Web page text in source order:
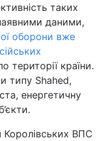
таких
даними,
оборони вже
території країни.
типу Shahed,
енергетичну
Королівських ВПС